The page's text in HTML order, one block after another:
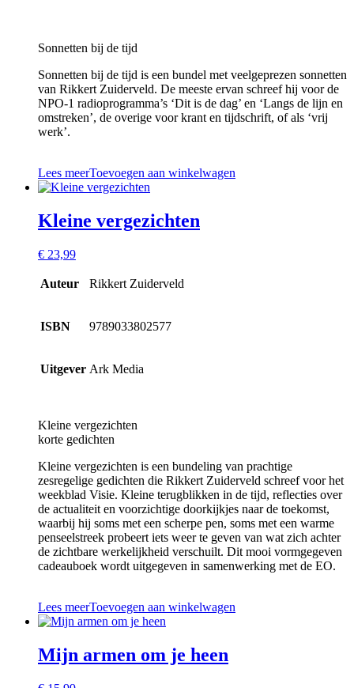
Sonnetten bij de tijd
Sonnetten bij de tijd is een bundel met veelgeprezen sonnetten
van Rikkert Zuiderveld. De meeste ervan schreef hij voor de
NPO-1 radioprogramma’s ‘Dit is de dag’ en ‘Langs de lijn en
omstreken’, de overige voor krant en tijdschrift, of als ‘vrij
werk’.
Lees meerToevoegen aan winkelwagen
Kleine vergezichten
€ 23,99
Auteur Rikkert Zuiderveld
ISBN 9789033802577
Uitgever Ark Media
Kleine vergezichten
korte gedichten
Kleine vergezichten is een bundeling van prachtige
zesregelige gedichten die Rikkert Zuiderveld schreef voor het
weekblad Visie. Kleine terugblikken in de tijd, reflecties over
de actualiteit en voorzichtige doorkijkjes naar de toekomst,
waarbij hij soms met een scherpe pen, soms met een warme
penseelstreek probeert iets weer te geven van wat zich achter
de zichtbare werkelijkheid verschuilt. Dit mooi vormgegeven
cadeauboek wordt uitgegeven in samenwerking met de EO.
Lees meerToevoegen aan winkelwagen
Mijn armen om je heen